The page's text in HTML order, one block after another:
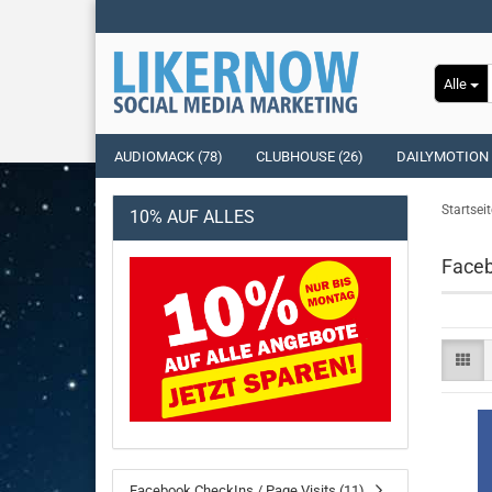
Alle
AUDIOMACK (78) CLUBHOUSE (26) DAILYMOTION
10% AUF ALLES